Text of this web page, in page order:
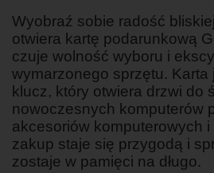
Wyobraź sobie radość
otwiera kartę podarunkową
czuje wolność wyboru i
wymarzonego sprzętu. Karta
klucz, który otwiera drzwi do
nowoczesnych komputerów
akcesoriów komputerowych
zakup staje się przygodą i
zostaje w pamięci na długo.